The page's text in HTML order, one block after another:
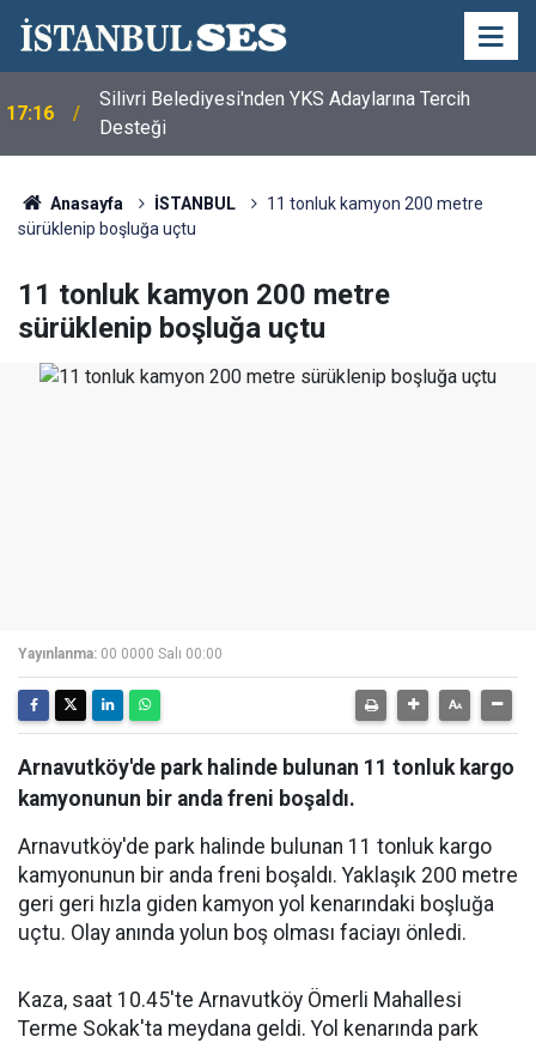
17:16
Silivri Belediyesi'nden YKS Adaylarına Tercih
Desteği
Anasayfa İSTANBUL
11 tonluk kamyon 200 metre
sürüklenip boşluğa uçtu
11 tonluk kamyon 200 metre
sürüklenip boşluğa uçtu
Yayınlanma: 00 0000 Salı 00:00
Arnavutköy'de park halinde bulunan 11 tonluk kargo
kamyonunun bir anda freni boşaldı.
Arnavutköy'de park halinde bulunan 11 tonluk kargo
kamyonunun bir anda freni boşaldı. Yaklaşık 200 metre
geri geri hızla giden kamyon yol kenarındaki boşluğa
uçtu. Olay anında yolun boş olması faciayı önledi.
Kaza, saat 10.45'te Arnavutköy Ömerli Mahallesi
Terme Sokak'ta meydana geldi. Yol kenarında park